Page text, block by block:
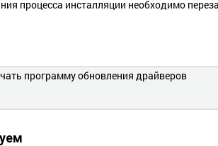
процесса инсталляции необходимо